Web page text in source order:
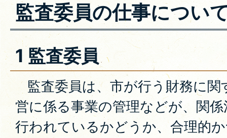
監査委員の仕事につい
1 監査委員
監査委員は、市が行う財務に関
営に係る事業の管理などが、関
行われているかどうか、合理的